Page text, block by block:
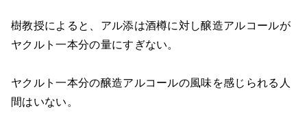
樹教授によると、アル添は酒樽に対し醸造アルコールが
ヤクルト一本分の量にすぎない。
ヤクルト一本分の醸造アルコールの風味を感じられる人
間はいない。